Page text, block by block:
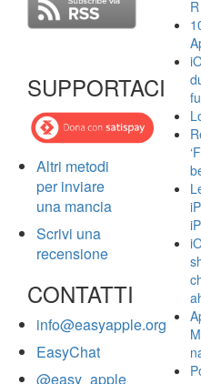
SUPPORTACI
Altri metodi
per inviare
una mancia
Scrivi una
recensione
CONTATTI
info@easyapple.org
EasyChat
@easy_apple